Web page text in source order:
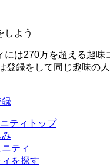
しよう
には270万を超える趣味
登録をして同じ趣味の
録
ティトップ
ティ
を探す